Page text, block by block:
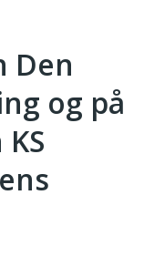
Den
og på